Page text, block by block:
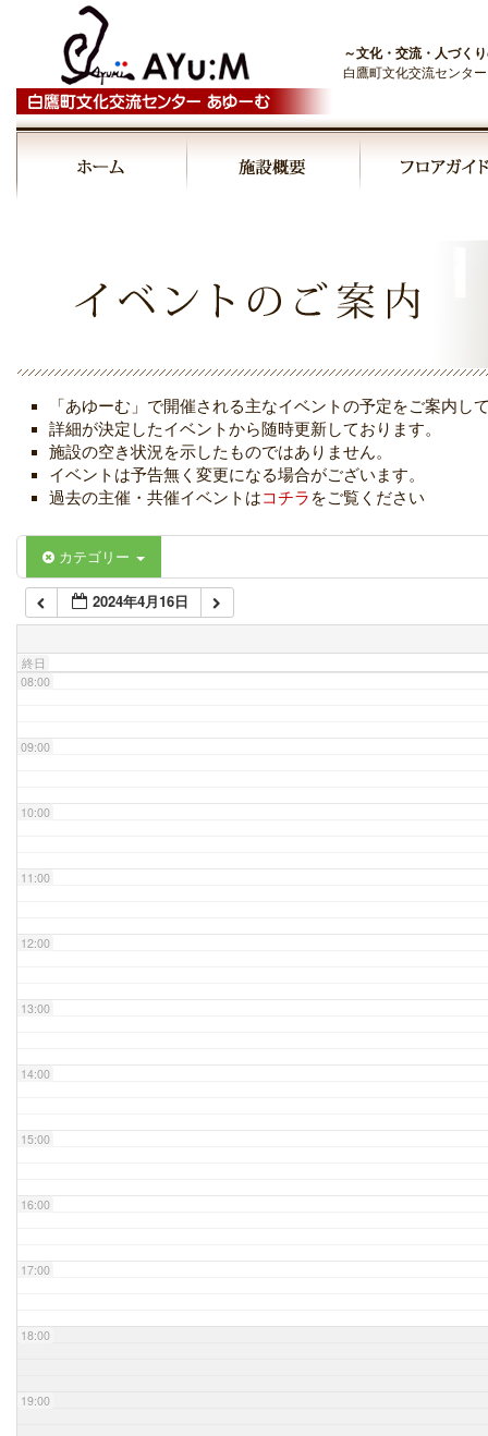
～文化・交流・人づく
白鷹町文化交流センタ
「あゆーむ」で開催される主なイベントの予定をご案内し
詳細が決定したイベントから随時更新しております。
施設の空き状況を示したものではありません。
イベントは予告無く変更になる場合がございます。
過去の主催・共催イベントはコチラ をご覧ください
カテゴリー
2024年4月16日
終日
04:00
06:00
07:00
08:00
09:00
10:00
11:00
12:00
13:00
14:00
15:00
16:00
17:00
18:00
19:00